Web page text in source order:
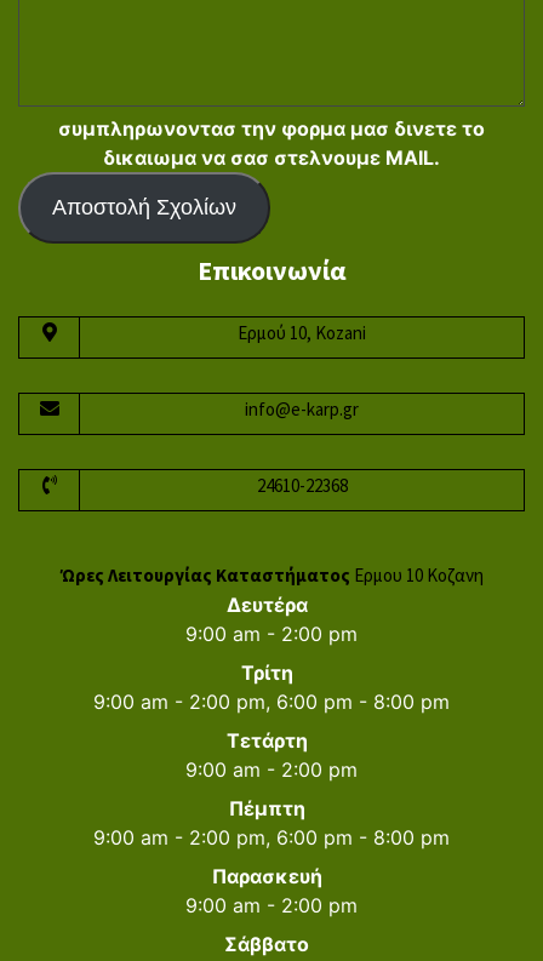
συμπληρωνοντασ την φορμα μασ δινετε το
δικαιωμα να σασ στελνουμε MAIL.
Αποστολή Σχολίων
Επικοινωνία
Ερμού 10, Kozani
info@e-karp.gr
24610-22368
Ώρες Λειτουργίας Καταστήματος Ερμου 10 Κοζανη
Δευτέρα
9:00 am - 2:00 pm
Τρίτη
9:00 am - 2:00 pm, 6:00 pm - 8:00 pm
Τετάρτη
9:00 am - 2:00 pm
Πέμπτη
9:00 am - 2:00 pm, 6:00 pm - 8:00 pm
Παρασκευή
9:00 am - 2:00 pm
Σάββατο